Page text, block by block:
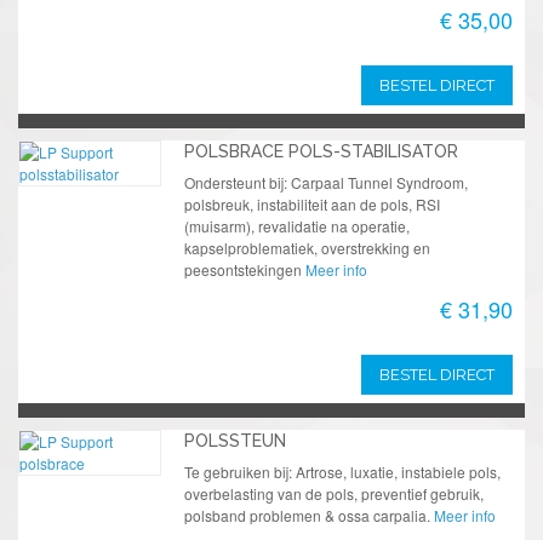
€ 35,00
BESTEL DIRECT
POLSBRACE POLS-STABILISATOR
Ondersteunt bij: Carpaal Tunnel Syndroom,
polsbreuk, instabiliteit aan de pols, RSI
(muisarm), revalidatie na operatie,
kapselproblematiek, overstrekking en
peesontstekingen Meer info
€ 31,90
BESTEL DIRECT
POLSSTEUN
Te gebruiken bij: Artrose, luxatie, instabiele pols,
overbelasting van de pols, preventief gebruik,
polsband problemen & ossa carpalia. Meer info